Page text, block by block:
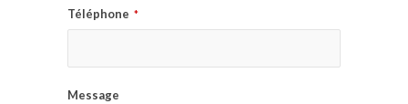
Téléphone *
Message